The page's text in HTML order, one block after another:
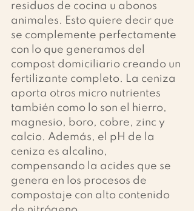
residuos de cocina u abonos
animales. Esto quiere decir que
se complemente perfectamente
con lo que generamos del
compost domiciliario creando un
fertilizante completo. La ceniza
aporta otros micro nutrientes
también como lo son el hierro,
magnesio, boro, cobre, zinc y
calcio. Además, el pH de la
ceniza es alcalino,
compensando la acides que se
genera en los procesos de
compostaje con alto contenido